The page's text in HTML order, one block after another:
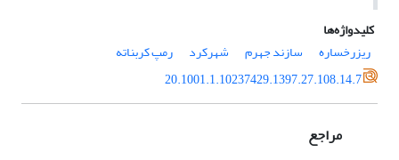
کلیدواژه‌ها
ریزرخساره
سازند جهرم شهرکرد
رمپ کربناته
20.1001.1.10237429.1397.27.108.14.7
مراجع